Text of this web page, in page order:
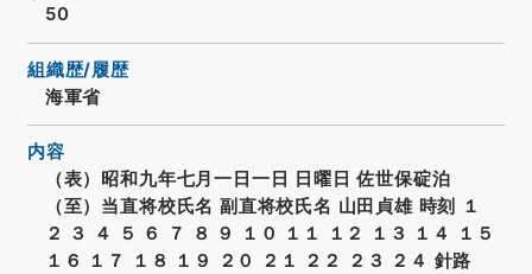
50
組織歴/履歴
海軍省
内容
（表）昭和九年七月一日一日 日曜日 佐世保碇泊
（至）当直将校氏名 副直将校氏名 山田貞雄 時刻 １
２ ３ ４ ５ ６ ７ ８ ９ １０ １１ １２ １３ １４ １５
１６ １７ １８ １９ ２０ ２１ ２２ ２３ ２４ 針路